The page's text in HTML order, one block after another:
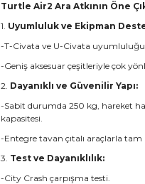
Turtle Air2 Ara Atkının Öne
1. Uyumluluk ve Ekipman
-T-Civata ve U-Civata
-Geniş aksesuar çeşitleriyle çok
2. Dayanıklı ve Güvenilir Yapı:
-Sabit durumda 250 kg, hareket
kapasitesi.
-Entegre tavan çıtalı araçlarla
3. Test ve Dayanıklılık:
-City Crash çarpışma testi.